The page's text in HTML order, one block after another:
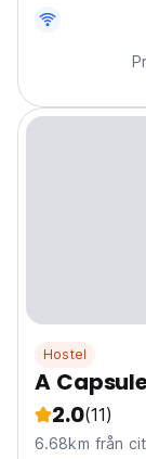
and free
and World
Hostel
A
2.0(11)
6.68km från